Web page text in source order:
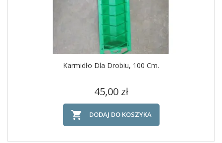
Karmidło Dla Drobiu, 100 Cm.
Cena
45,00 zł
 DODAJ DO KOSZYKA